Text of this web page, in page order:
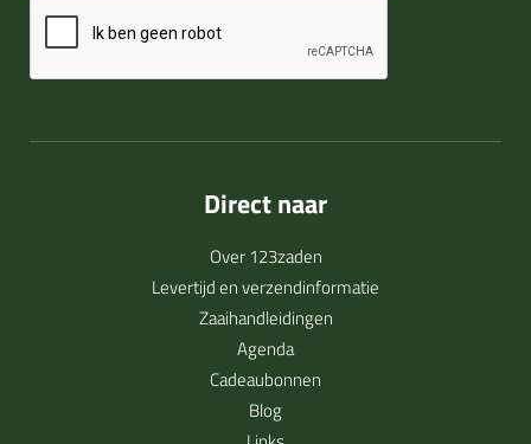
Direct naar
Over 123zaden
Levertijd en verzendinformatie
Zaaihandleidingen
Agenda
Cadeaubonnen
Blog